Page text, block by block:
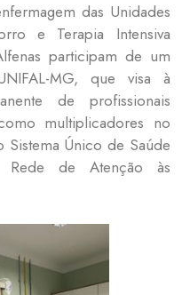
das Unidades
e Terapia Intensiva
participam de um
MG, que visa à
de profissionais
multiplicadores no
Sistema Único de Saúde
Rede de Atenção às